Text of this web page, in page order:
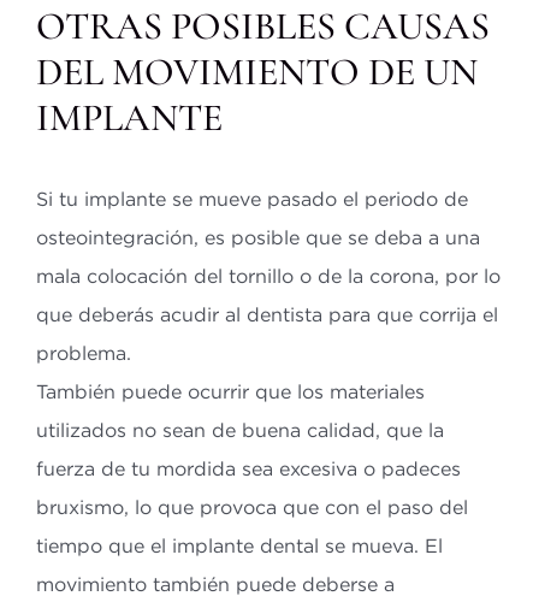
OTRAS POSIBLES CAUSAS
DEL MOVIMIENTO DE UN
IMPLANTE
Si tu implante se mueve pasado el periodo de
osteointegración, es posible que se deba a una
mala colocación del tornillo o de la corona, por lo
que deberás acudir al dentista para que corrija el
problema.
También puede ocurrir que los materiales
utilizados no sean de buena calidad, que la
fuerza de tu mordida sea excesiva o padeces
bruxismo, lo que provoca que con el paso del
tiempo que el implante dental se mueva. El
movimiento también puede deberse a